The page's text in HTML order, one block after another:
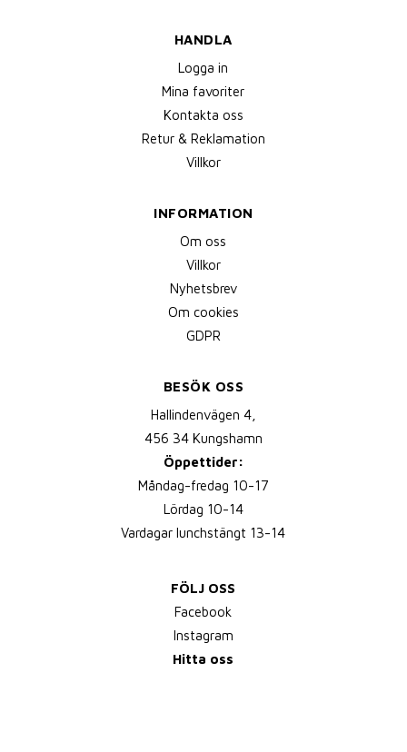
HANDLA
Logga in
Mina favoriter
Kontakta oss
Retur & Reklamation
Villkor
INFORMATION
Om oss
Villkor
Nyhetsbrev
Om cookies
GDPR
BESÖK OSS
Hallindenvägen 4,
456 34 Kungshamn
Öppettider:
Måndag-fredag 10-17
Lördag 10-14
Vardagar lunchstängt 13-14
FÖLJ OSS
Facebook
Instagram
Hitta oss